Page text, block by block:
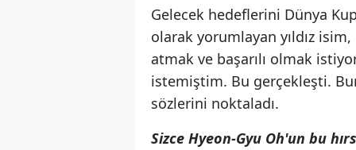
Gelecek hedeflerini Dünya
olarak yorumlayan yıldız
atmak ve başarılı olmak
istemiştim. Bu gerçekleşti.
sözlerini noktaladı.
Sizce Hyeon-Gyu Oh'un bu